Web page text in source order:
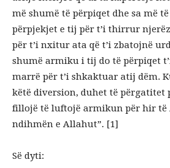
më shumë të përpiqet dhe sa më
përpjekjet e tij për t’i thirrur
për t’i nxitur ata që t’i zbatojnë
shumë armiku i tij do të përpiqet
marrë për t’i shkaktuar atij dëm.
këtë diversion, duhet të përgatitet
fillojë të luftojë armikun për hir të
ndihmën e Allahut”. [1]
Së dyti: